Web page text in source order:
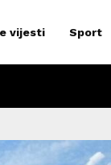
vijesti Sport